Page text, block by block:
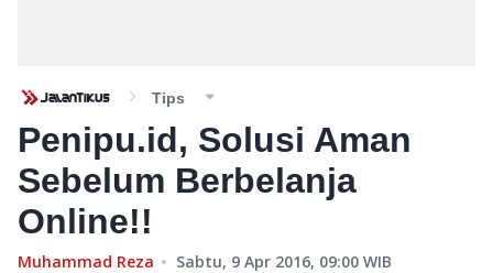
Tips
Penipu.id, Solusi Aman
Sebelum Berbelanja
Online!!
Muhammad Reza Sabtu, 9 Apr 2016, 09:00 WIB